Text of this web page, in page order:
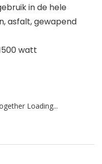
in de hele
asfalt, gewapend
watt
Loading...